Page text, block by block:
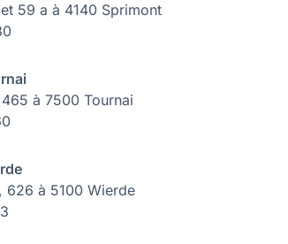
59 a à 4140 Sprimont
à 7500 Tournai
626 à 5100 Wierde